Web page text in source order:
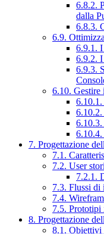
6.8.2.
dalla
6.8.3.
6.9.
6.9.1.
6.9.2.
6.9.3.
6.10. Gestire
6.10.1.
7. Progettazione
7.1.
7.2. User
7.2.1.
7.3. Flussi di
7.4.
7.5. Prototipi
8. Progettazione
8.1. Obiettivi